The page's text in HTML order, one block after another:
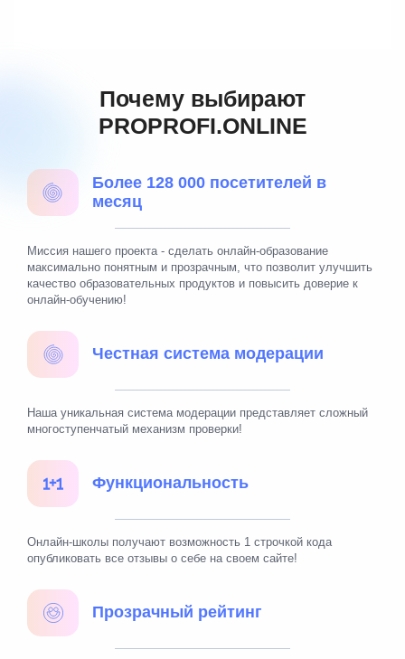
Почему выбирают
PROPROFI.ONLINE
Более 128 000 посетителей в
месяц
Миссия нашего проекта - сделать онлайн-образование
максимально понятным и прозрачным, что позволит улучшить
качество образовательных продуктов и повысить доверие к
онлайн-обучению!
Честная система модерации
Наша уникальная система модерации представляет сложный
многоступенчатый механизм проверки!
Функциональность
Онлайн-школы получают возможность 1 строчкой кода
опубликовать все отзывы о себе на своем сайте!
Прозрачный рейтинг